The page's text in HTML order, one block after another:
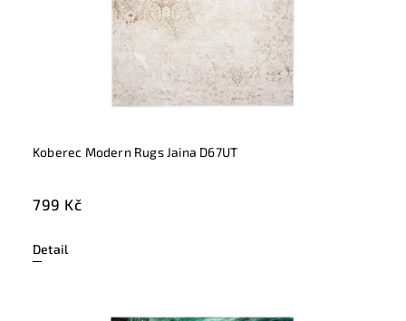
Koberec Modern Rugs Jaina D67UT
799 Kč
Detail